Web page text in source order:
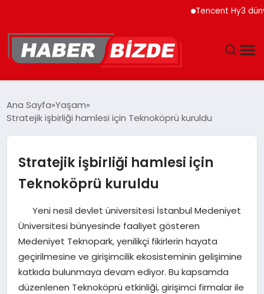
Tencent Hy3 dünya
YAŞAM
EKONOMI
EĞITIM
MAGAZIN
SPOR
TEKNOLOJI
Ana Sayfa Yaşam
Stratejik işbirliği hamlesi için Teknoköprü kuruldu
Stratejik işbirliği hamlesi için
Teknoköprü kuruldu
Yeni nesil devlet üniversitesi İstanbul Medeniyet
Üniversitesi bünyesinde faaliyet gösteren
Medeniyet Teknopark, yenilikçi fikirlerin hayata
geçirilmesine ve girişimcilik ekosisteminin gelişimine
katkıda bulunmaya devam ediyor. Bu kapsamda
düzenlenen Teknoköprü etkinliği, girişimci firmalar ile